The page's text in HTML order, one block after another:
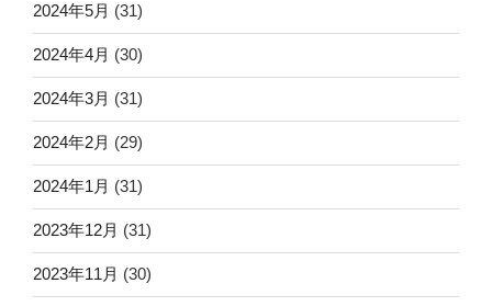
2024年5月 (31)
2024年4月 (30)
2024年3月 (31)
2024年2月 (29)
2024年1月 (31)
2023年12月 (31)
2023年11月 (30)